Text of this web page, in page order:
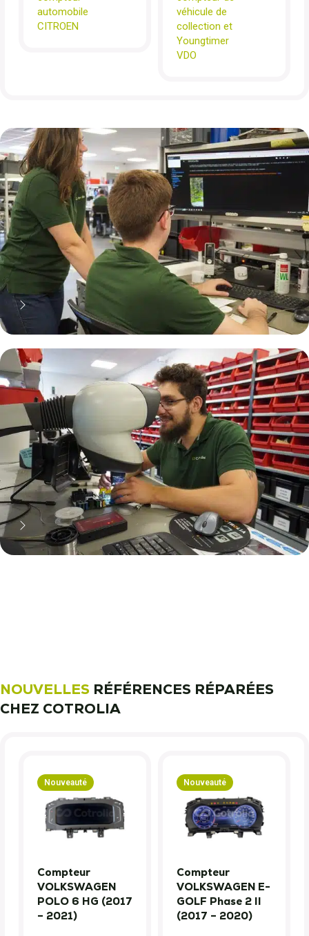
automobile
CITROEN
véhicule de
collection et
Youngtimer
VDO
70% moins cher qu'une pièce
neuve... mais pas que !
Pourquoi réparer ?
NOUVELLES RÉFÉRENCES RÉPARÉES
CHEZ COTROLIA
Nouveauté
Compteur
VOLKSWAGEN
POLO 6 HG (2017
– 2021)
Nouveauté
Compteur
VOLKSWAGEN E-
GOLF Phase 2 II
(2017 – 2020)